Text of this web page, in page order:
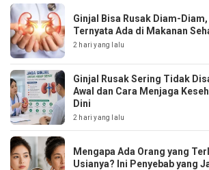
Ginjal Bisa Rusak Diam-
Ternyata Ada di Makanan
2 hari yang lalu
Ginjal Rusak Sering Tidak
Awal dan Cara Menjaga
Dini
2 hari yang lalu
Mengapa Ada Orang yang
Usianya? Ini Penyebab yang